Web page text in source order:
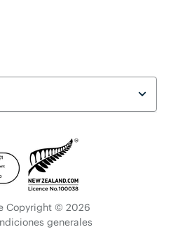
Copyright © 2026
generales